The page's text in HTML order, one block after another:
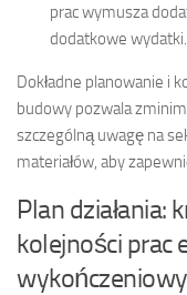
prac wymusza
dodatkowe wydatki.
Dokładne planowanie i
budowy pozwala
szczególną uwagę na
materiałów, aby
Plan działania:
kolejności prac